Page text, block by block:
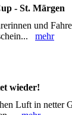
- St. Märgen
und
mehr
wieder!
Luft in netter